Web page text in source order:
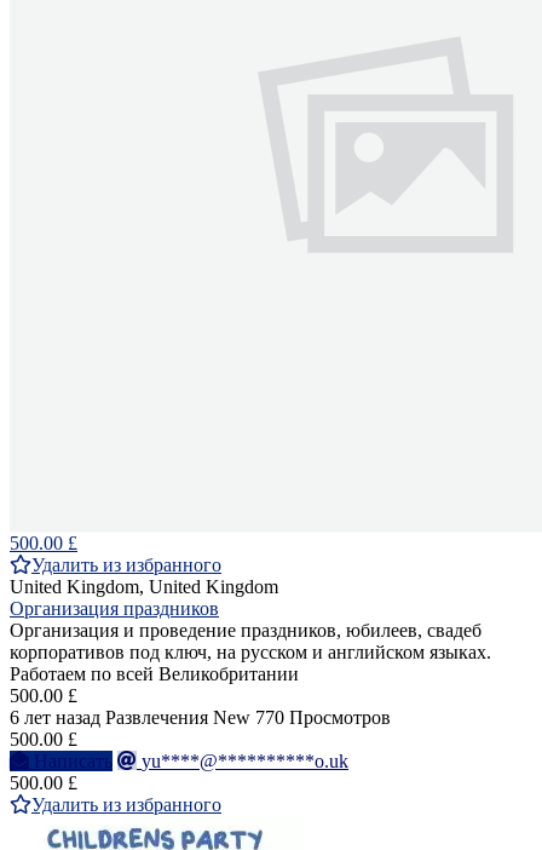
500.00 £
Удалить из избранного
United Kingdom, United Kingdom
Организация праздников
Организация и проведение праздников, юбилеев, свадеб
корпоративов под ключ, на русском и английском языках.
Работаем по всей Великобритании
500.00 £
6 лет назад Развлечения New 770 Просмотров
500.00 £
Написать
yu****@**********o.uk
500.00 £
Удалить из избранного